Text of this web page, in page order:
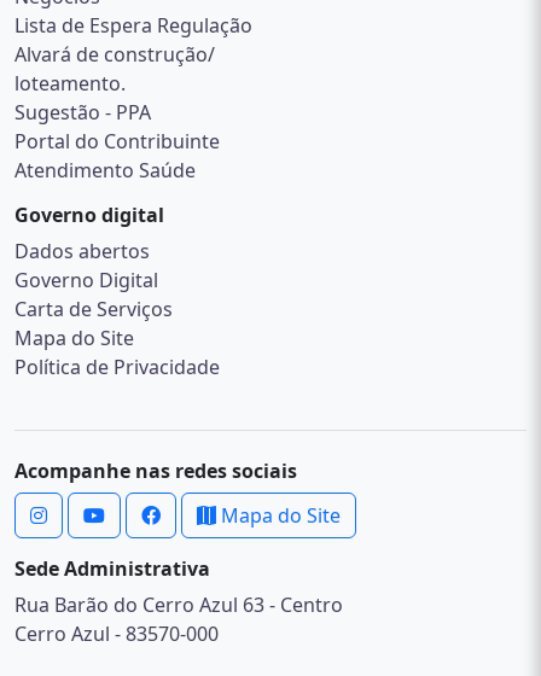
Lista de Espera Regulação
Alvará de construção/
loteamento.
Sugestão - PPA
Portal do Contribuinte
Atendimento Saúde
Governo digital
Dados abertos
Governo Digital
Carta de Serviços
Mapa do Site
Política de Privacidade
Acompanhe nas redes sociais
Mapa do Site
Sede Administrativa
Rua Barão do Cerro Azul 63 - Centro
Cerro Azul - 83570-000